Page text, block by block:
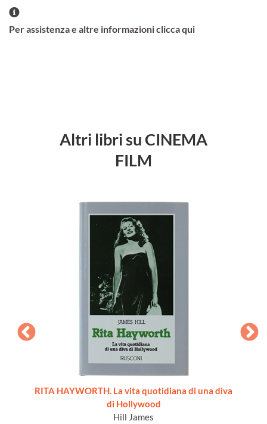
Per assistenza e altre informazioni clicca qui
Altri libri su CINEMA
FILM
RITA HAYWORTH. La vita quotidiana di una diva
di Hollywood
Hill James